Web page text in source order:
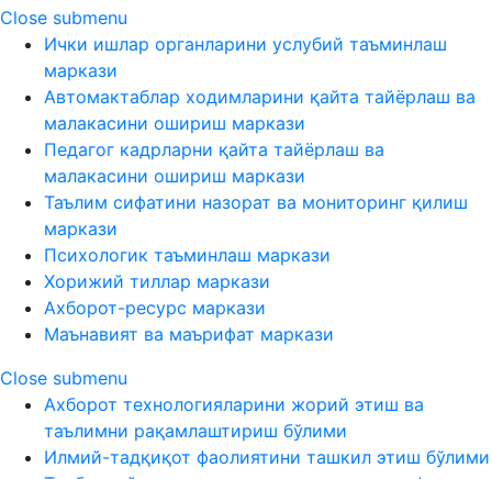
Close submenu
Ички ишлар органларини услубий таъминлаш
маркази
Автомактаблар ходимларини қайта тайёрлаш ва
малакасини ошириш маркази
Педагог кадрларни қайта тайёрлаш ва
малакасини ошириш маркази
Таълим сифатини назорат ва мониторинг қилиш
маркази
Психологик таъминлаш маркази
Хорижий тиллар маркази
Ахборот-ресурс маркази
Маънавият ва маърифат маркази
Close submenu
Ахборот технологияларини жорий этиш ва
таълимни рақамлаштириш бўлими
Илмий-тадқиқот фаолиятини ташкил этиш бўлими